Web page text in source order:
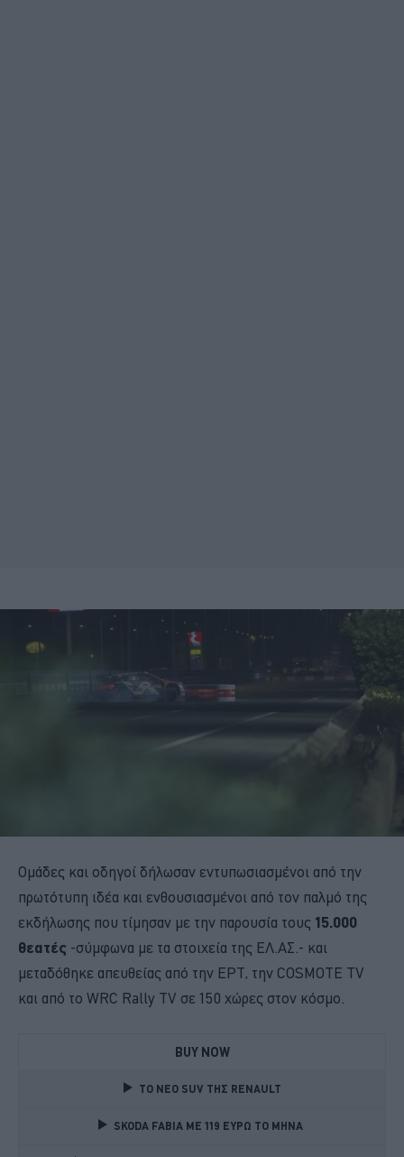
Ομάδες και οδηγοί δήλωσαν εντυπωσιασμένοι από την
πρωτότυπη ιδέα και ενθουσιασμένοι από τον παλμό της
εκδήλωσης που τίμησαν με την παρουσία τους 15.000
θεατές -σύμφωνα με τα στοιχεία της ΕΛ.ΑΣ.- και
μεταδόθηκε απευθείας από την ΕΡΤ, την COSMOTE TV
και από το WRC Rally TV σε 150 χώρες στον κόσμο.
BUY NOW
TO NEO SUV ΤΗΣ RENAULT
SKODA FABIA ME 119 ΕΥΡΩ ΤΟ ΜΗΝΑ